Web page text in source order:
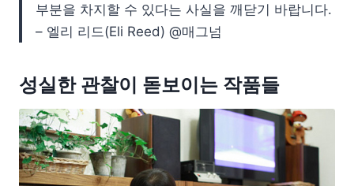
부분을 차지할 수 있다는 사실을 깨닫기 바랍니다.
– 엘리 리드(Eli Reed) @매그넘
성실한 관찰이 돋보이는 작품들